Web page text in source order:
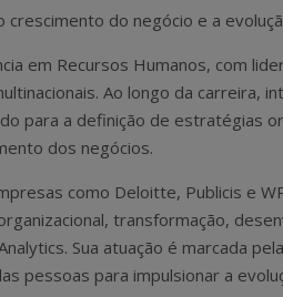
do negócio e a
em Recursos Humanos, com
Ao longo da carreira,
para a definição de estratégias
dos negócios.
como Deloitte, Publicis e
transformação,
Sua atuação é marcada
pessoas para impulsionar a